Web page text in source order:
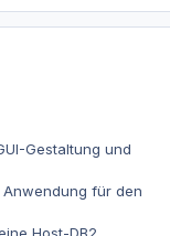
Gestaltung und
für den